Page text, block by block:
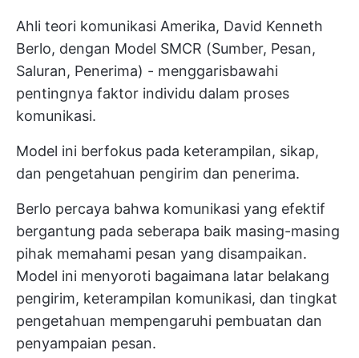
Ahli teori komunikasi Amerika, David Kenneth
Berlo, dengan Model SMCR (Sumber, Pesan,
Saluran, Penerima) - menggarisbawahi
pentingnya faktor individu dalam proses
komunikasi.
Model ini berfokus pada keterampilan, sikap,
dan pengetahuan pengirim dan penerima.
Berlo percaya bahwa komunikasi yang efektif
bergantung pada seberapa baik masing-masing
pihak memahami pesan yang disampaikan.
Model ini menyoroti bagaimana latar belakang
pengirim, keterampilan komunikasi, dan tingkat
pengetahuan mempengaruhi pembuatan dan
penyampaian pesan.